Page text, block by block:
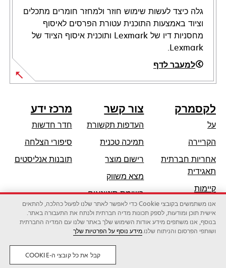
גלה כיצד לעשות שימוש חוזר ולמחזר חומרים מתכלים
וציוד באמצעות התוכנית עטורת הפרסים לאיסוף
מחסניות דיו של Lexmark ותוכנית איסוף הציוד של
Lexmark.
למעבר לדף
לקסמרק
על
הקריירה
אחריות חברתית
תאגידיתopens
a
new
tab
קיימות
שותפי לקסמרק
צור קשר
העדפות תקשורת
תמיכה טכניתopens
tab
רישום מוצר
מצא משווק
רשימת סיטונאים
מרכז ידע
חדר חדשות
סיפורי הצלחה
תובנות אנליסטים
לקסמרק אינטרנשיונל בע"מ, חברה של זירוקס
אנו משתמשים בקובצי Cookie כדי לאפשר לאתר שלנו לפעול כהלכה, להתאים
אישית תוכן ומודעות, לספק תכונות מדיה חברתית ולנתח את התעבורה באתר.
בנוסף, אנו משתפים מידע אודות השימוש שלך באתר שלנו עם המדיה החברתית
ושותפי הפרסום והניתוח שלנו.מידע נוסף על הפרטיות שלך
קבל את כל קובצי ה-COOKIE